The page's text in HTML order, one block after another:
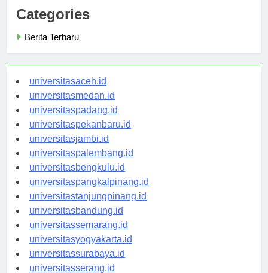
Categories
universitasaceh.id
universitasmedan.id
universitaspadang.id
universitaspekanbaru.id
universitasjambi.id
universitaspalembang.id
universitasbengkulu.id
universitaspangkalpinang.id
universitastanjungpinang.id
universitasbandung.id
universitassemarang.id
universitasyogyakarta.id
universitassurabaya.id